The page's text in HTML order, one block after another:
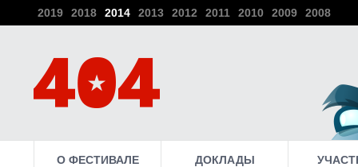
2019 2018 2014 2013 2012 2011 2010 2009 2008
О ФЕСТИВАЛЕ ДОКЛАДЫ